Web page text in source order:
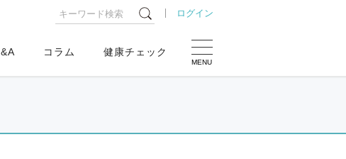
ログイン
MENU
コラム 健康チェック